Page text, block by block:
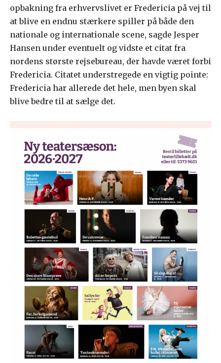
opbakning fra erhvervslivet er Fredericia på vej til
at blive en endnu stærkere spiller på både den
nationale og internationale scene, sagde Jesper
Hansen under eventuelt og vidste et citat fra
nordens største rejsebureau, der havde været forbi
Fredericia. Citatet understregede en vigtig pointe:
Fredericia har allerede det hele, men byen skal
blive bedre til at sælge det.